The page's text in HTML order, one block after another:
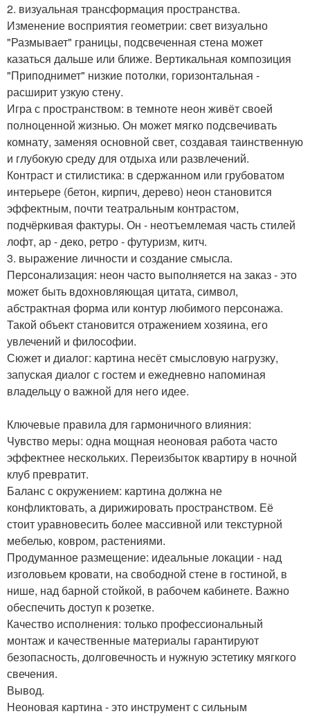
2. визуальная трансформация пространства.
Изменение восприятия геометрии: свет визуально
"Размывает" границы, подсвеченная стена может
казаться дальше или ближе. Вертикальная композиция
"Приподнимет" низкие потолки, горизонтальная -
расширит узкую стену.
Игра с пространством: в темноте неон живёт своей
полноценной жизнью. Он может мягко подсвечивать
комнату, заменяя основной свет, создавая таинственную
и глубокую среду для отдыха или развлечений.
Контраст и стилистика: в сдержанном или грубоватом
интерьере (бетон, кирпич, дерево) неон становится
эффектным, почти театральным контрастом,
подчёркивая фактуры. Он - неотъемлемая часть стилей
лофт, ар - деко, ретро - футуризм, китч.
3. выражение личности и создание смысла.
Персонализация: неон часто выполняется на заказ - это
может быть вдохновляющая цитата, символ,
абстрактная форма или контур любимого персонажа.
Такой объект становится отражением хозяина, его
увлечений и философии.
Сюжет и диалог: картина несёт смысловую нагрузку,
запуская диалог с гостем и ежедневно напоминая
владельцу о важной для него идее.
Ключевые правила для гармоничного влияния:
Чувство меры: одна мощная неоновая работа часто
эффектнее нескольких. Переизбыток квартиру в ночной
клуб превратит.
Баланс с окружением: картина должна не
конфликтовать, а дирижировать пространством. Её
стоит уравновесить более массивной или текстурной
мебелью, ковром, растениями.
Продуманное размещение: идеальные локации - над
изголовьем кровати, на свободной стене в гостиной, в
нише, над барной стойкой, в рабочем кабинете. Важно
обеспечить доступ к розетке.
Качество исполнения: только профессиональный
монтаж и качественные материалы гарантируют
безопасность, долговечность и нужную эстетику мягкого
свечения.
Вывод.
Неоновая картина - это инструмент с сильным